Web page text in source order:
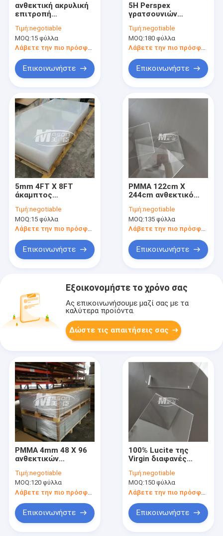
ανθεκτική ακρυλική
επιτροπή
σαφής για υπαίθριο
Τιμή:negotiable
MOQ:15 φύλλα
Λάβετε την πιο πρόσφατη τιμή
Επικοινωνήστε
5H Perspex
γρατσουνιών
ακρυλικό πλαστικό
φύλλο πλεξιγκλάς
Τιμή:negotiable
MOQ:180 φύλλα
Επικοινωνήστε
5mm 4FT X 8FT
άκαμπτος
γρατσουνιών
σχολιάζουν το
ακρυλικό φύλλο για
Τιμή:negotiable
MOQ:15 φύλλα
Λάβετε την πιο πρόσφατη τιμή
Επικοινωνήστε
PMMA 122cm X
244cm ανθεκτικό
γρατσουνιών 3mm
Τιμή:negotiable
MOQ:135 φύλλα
Λάβετε την πιο πρόσφατη τιμή
Επικοινωνήστε
Εξοικονομήστε το χρόνο σας
Ας επικοινωνήσουμε μαζί σας με τα
καλύτερα προϊόντα.
Δώστε τις απαιτήσεις σας
PMMA 4mm 48 X 96
ανθεκτικών
φύλλων
γρατσουνιών
Τιμή:negotiable
MOQ:120 φύλλα
Λάβετε την πιο πρόσφατη τιμή
Επικοινωνήστε
100% Lucite της
Virgin διαφανές
ίντσα 48 " X96 PMMA
αντι γρατσουνιών
Τιμή:negotiable
MOQ:150 φύλλα
Επικοινωνήστε